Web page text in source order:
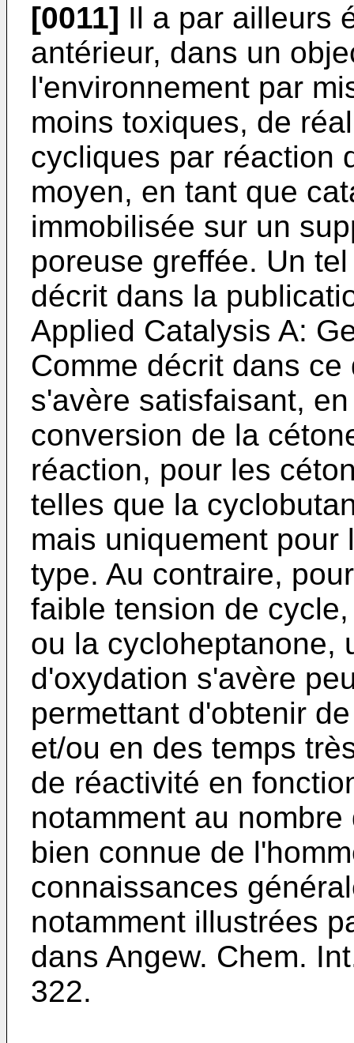
[0011] Il a par ailleurs
antérieur, dans un
l'environnement par
moins toxiques, de
cycliques par réaction
moyen, en tant que
immobilisée sur un
poreuse greffée. Un
décrit dans la
Applied Catalysis A:
Comme décrit dans
s'avère satisfaisant,
conversion de la
réaction, pour les
telles que la
mais uniquement
type. Au contraire,
faible tension de
ou la cycloheptanone,
d'oxydation s'avère
permettant d'obtenir
et/ou en des temps
de réactivité en
notamment au
bien connue de
connaissances
notamment illustrées
dans Angew. Chem.
322.